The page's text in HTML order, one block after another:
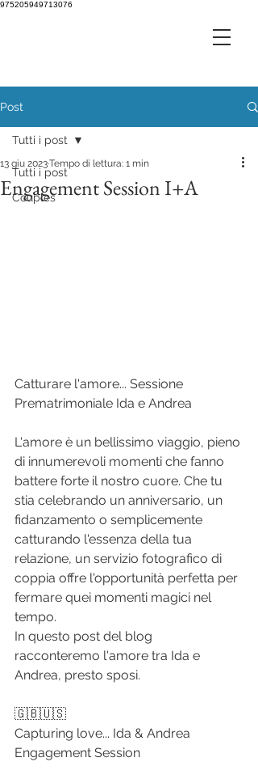
975205949713076
Post
Tutti i post
Couples
Tutti i post
Engagement Session I+A
13 giu 2023Tempo di lettura: 1 min
Catturare l'amore... Sessione
Prematrimoniale Ida e Andrea
L'amore è un bellissimo viaggio, pieno
di innumerevoli momenti che fanno
battere forte il nostro cuore. Che tu
stia celebrando un anniversario, un
fidanzamento o semplicemente
catturando l'essenza della tua
relazione, un servizio fotografico di
coppia offre l'opportunità perfetta per
fermare quei momenti magici nel
tempo.
In questo post del blog
racconteremo l'amore tra Ida e
Andrea, presto sposi.
🇬🇧🇺🇸
Capturing love... Ida & Andrea
Engagement Session